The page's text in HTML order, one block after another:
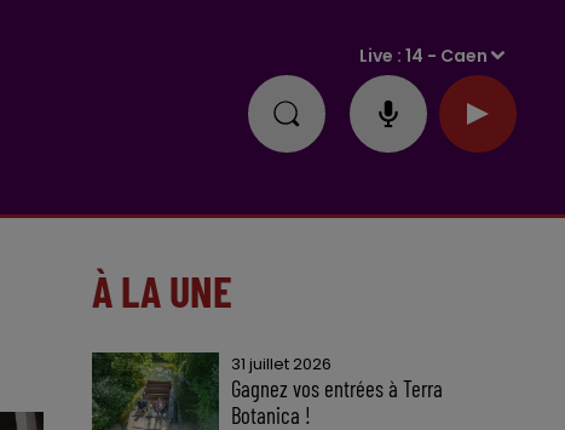
Live :14 - Caen
À LA UNE
31 juillet 2026
Gagnez vos entrées à Terra
Botanica !